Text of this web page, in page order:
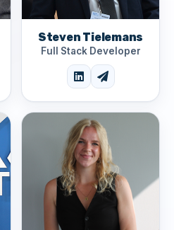
Steven Tielemans
Full Stack Developer